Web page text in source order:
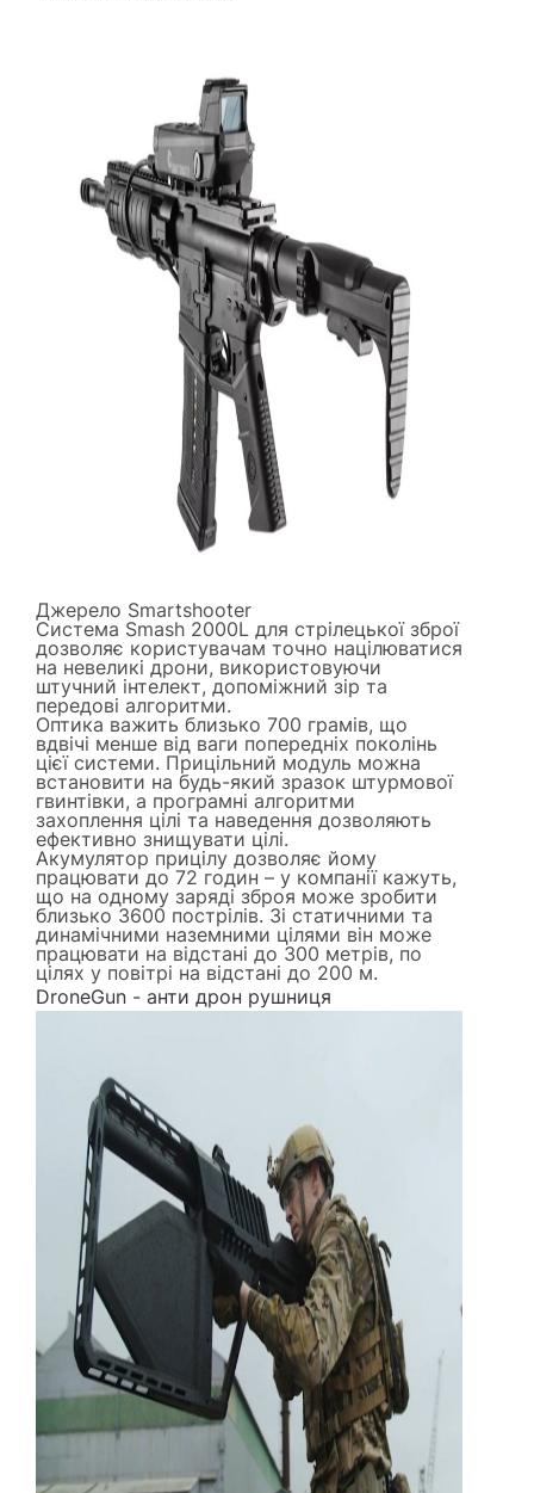
Джерело Smartshooter
Система Smash 2000L для стрілецької зброї
дозволяє користувачам точно націлюватися
на невеликі дрони, використовуючи
штучний інтелект, допоміжний зір та
передові алгоритми.
Оптика важить близько 700 грамів, що
вдвічі менше від ваги попередніх поколінь
цієї системи. Прицільний модуль можна
встановити на будь-який зразок штурмової
гвинтівки, а програмні алгоритми
захоплення цілі та наведення дозволяють
ефективно знищувати цілі.
Акумулятор прицілу дозволяє йому
працювати до 72 годин – у компанії кажуть,
що на одному заряді зброя може зробити
близько 3600 пострілів. Зі статичними та
динамічними наземними цілями він може
працювати на відстані до 300 метрів, по
цілях у повітрі на відстані до 200 м.
DroneGun - анти дрон рушниця